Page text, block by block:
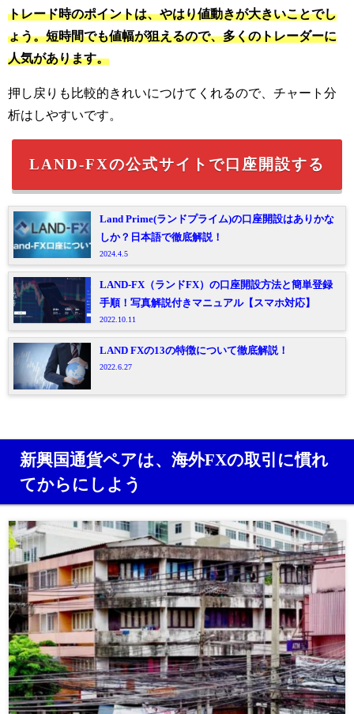
トレード時のポイントは、やはり値動きが大きいことでし
ょう。短時間でも値幅が狙えるので、多くのトレーダーに
人気があります。
押し戻りも比較的きれいにつけてくれるので、チャート分
析はしやすいです。
LAND-FXの公式サイトで口座開設する
Land Prime(ランドプライム)の口座開設はありかな
しか？日本語で徹底解説！
2024.4.5
LAND-FX（ランドFX）の口座開設方法と簡単登録
手順！写真解説付きマニュアル【スマホ対応】
2022.10.11
LAND FXの13の特徴について徹底解説！
2022.6.27
新興国通貨ペアは、海外FXの取引に慣れ
てからにしよう